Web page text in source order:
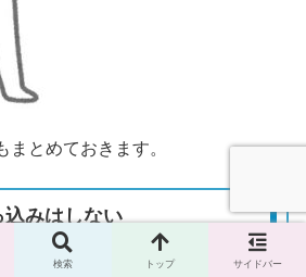
とめておきます。
みはしない
検索 トップ サイドバー